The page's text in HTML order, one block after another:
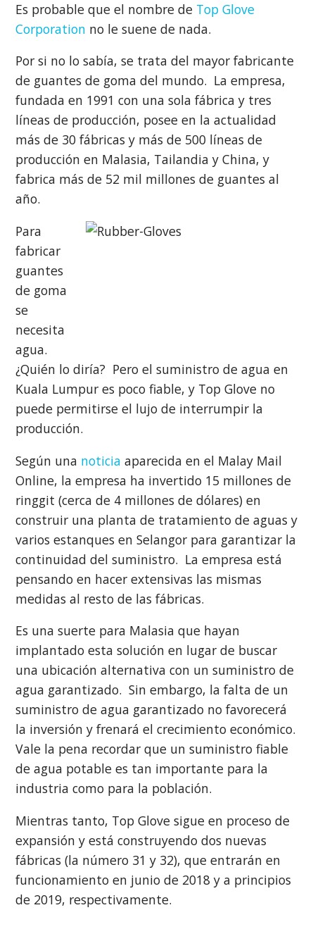
Es probable que el nombre de Top Glove
Corporation no le suene de nada.
Por si no lo sabía, se trata del mayor fabricante
de guantes de goma del mundo. La empresa,
fundada en 1991 con una sola fábrica y tres
líneas de producción, posee en la actualidad
más de 30 fábricas y más de 500 líneas de
producción en Malasia, Tailandia y China, y
fabrica más de 52 mil millones de guantes al
año.
Para
fabricar
guantes
de goma
se
necesita
agua.
¿Quién lo diría? Pero el suministro de agua en
Kuala Lumpur es poco fiable, y Top Glove no
puede permitirse el lujo de interrumpir la
producción.
Según una noticia aparecida en el Malay Mail
Online, la empresa ha invertido 15 millones de
ringgit (cerca de 4 millones de dólares) en
construir una planta de tratamiento de aguas y
varios estanques en Selangor para garantizar la
continuidad del suministro. La empresa está
pensando en hacer extensivas las mismas
medidas al resto de las fábricas.
Es una suerte para Malasia que hayan
implantado esta solución en lugar de buscar
una ubicación alternativa con un suministro de
agua garantizado. Sin embargo, la falta de un
suministro de agua garantizado no favorecerá
la inversión y frenará el crecimiento económico.
Vale la pena recordar que un suministro fiable
de agua potable es tan importante para la
industria como para la población.
Mientras tanto, Top Glove sigue en proceso de
expansión y está construyendo dos nuevas
fábricas (la número 31 y 32), que entrarán en
funcionamiento en junio de 2018 y a principios
de 2019, respectivamente.